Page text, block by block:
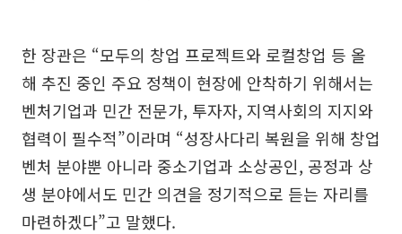
한 장관은 “모두의 창업 프로젝트와 로컬창업 등 올
해 추진 중인 주요 정책이 현장에 안착하기 위해서는
벤처기업과 민간 전문가, 투자자, 지역사회의 지지와
협력이 필수적”이라며 “성장사다리 복원을 위해 창업
벤처 분야뿐 아니라 중소기업과 소상공인, 공정과 상
생 분야에서도 민간 의견을 정기적으로 듣는 자리를
마련하겠다”고 말했다.